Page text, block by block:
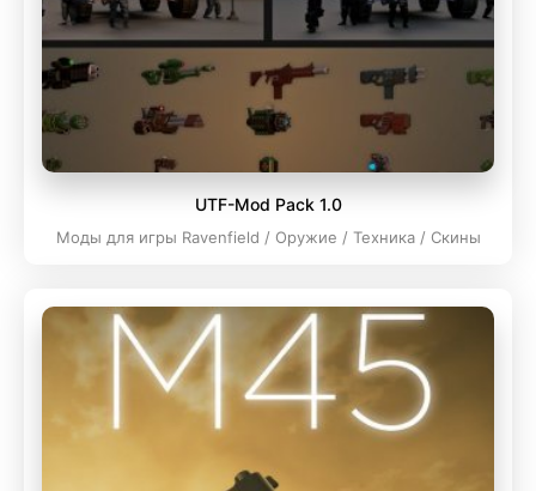
UTF-Mod Pack 1.0
Моды для игры Ravenfield / Оружие / Техника / Скины